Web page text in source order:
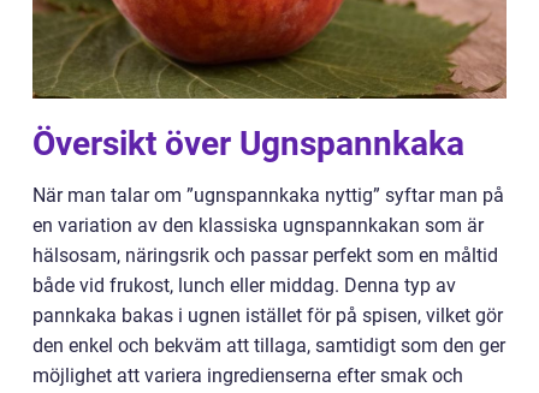
Översikt över Ugnspannkaka
När man talar om ”ugnspannkaka nyttig” syftar man på
en variation av den klassiska ugnspannkakan som är
hälsosam, näringsrik och passar perfekt som en måltid
både vid frukost, lunch eller middag. Denna typ av
pannkaka bakas i ugnen istället för på spisen, vilket gör
den enkel och bekväm att tillaga, samtidigt som den ger
möjlighet att variera ingredienserna efter smak och